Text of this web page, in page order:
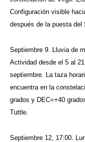
Configuración visible
después de la puesta del
Septiembre 9. Lluvia de
Actividad desde el 5 al
septiembre. La taza
encuentra en la
grados y DEC=+40
Tuttle.
Septiembre 12, 17:00.